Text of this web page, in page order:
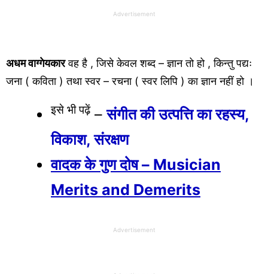
Advertisement
अधम वाग्गेयकारवह है , जिसे केवल शब्द – ज्ञान तो हो , किन्तु पद्यः
जना ( कविता ) तथा स्वर – रचना ( स्वर लिपि ) का ज्ञान नहीं हो ।
इसे भी पढ़ें –संगीत की उत्पत्ति का रहस्य,
विकाश, संरक्षण
वादक के गुण दोष – Musician
Merits and Demerits
Advertisement